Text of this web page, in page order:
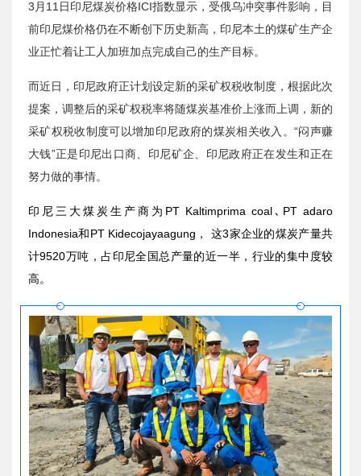
3月11日印尼煤炭价格ICI指数显示，受俄乌冲突事件影响，目
前印尼煤价格仍在不断创下历史新高，印尼本土的煤矿生产企
业正忙着让工人加班加点完成自己的生产目标。
而近日，印尼政府正计划设定新的采矿权税收制度，根据此次
提案，调整后的采矿权税率将随煤炭基准价上涨而上调，新的
采矿权税收制度可以增加印尼政府的煤炭相关收入。“闷声赚
大钱”正是印尼出口商、印尼矿企、印尼政府正在发生和正在
努力做的事情。
印尼三大煤炭生产商为PT Kaltimprima coal､PT adaro
Indonesia和PT Kidecojayaagung， 这3家企业的煤炭产量共
计9520万吨，占印尼全国总产量的近一半，行业的集中度较
高。